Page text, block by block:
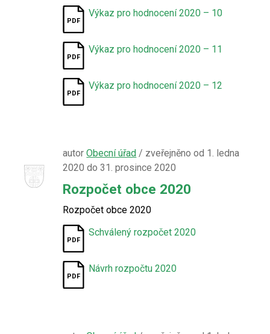
Výkaz pro hodnocení 2020 – 10
Výkaz pro hodnocení 2020 – 11
Výkaz pro hodnocení 2020 – 12
autorObecní úřad / zveřejněno od 1. ledna
2020 do 31. prosince 2020
Rozpočet obce 2020
Rozpočet obce 2020
Schválený rozpočet 2020
Návrh rozpočtu 2020